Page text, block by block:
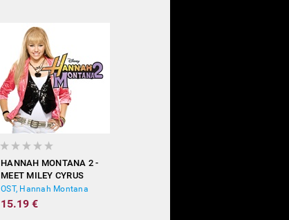
HANNAH MONTANA 2 -
MEET MILEY CYRUS
OST, Hannah Montana
15.19 €